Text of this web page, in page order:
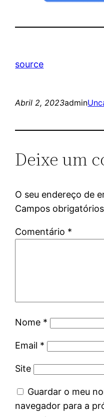
source
Abril 2, 2023admin
Deixe um
O seu endereço de
Campos
Comentário *
Nome *
Email *
Site
Guardar o meu
navegador para a